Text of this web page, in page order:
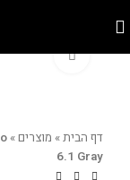
enlarge
דף הבית» מוצרים»
6.1 Gray